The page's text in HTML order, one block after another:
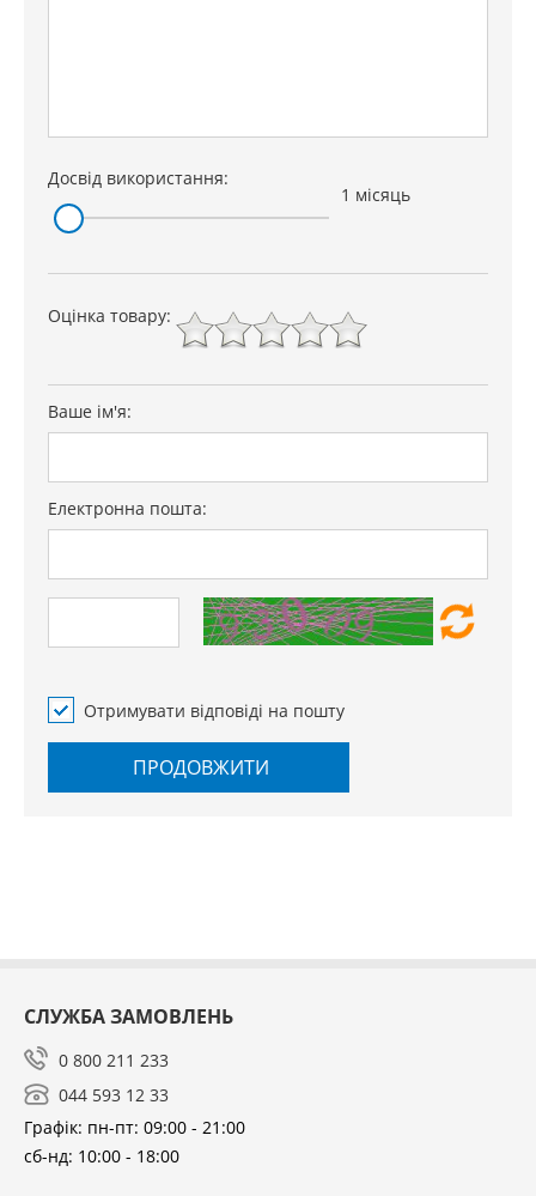
Досвід використання:
1 місяць
Оцінка товару:
Ваше ім'я:
Електронна пошта:
Отримувати відповіді на пошту
ПРОДОВЖИТИ
СЛУЖБА ЗАМОВЛЕНЬ
0 800 211 233
044 593 12 33
Графік: пн-пт: 09:00 - 21:00
сб-нд: 10:00 - 18:00